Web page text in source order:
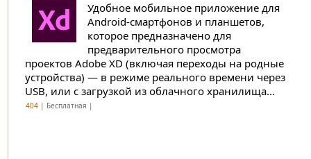
Удобное мобильное приложение для
Android-смартфонов и планшетов,
которое предназначено для
предварительного просмотра
проектов Adobe XD (включая переходы на родные
устройства) — в режиме реального времени через
USB, или с загрузкой из облачного хранилища...
404| Бесплатная |